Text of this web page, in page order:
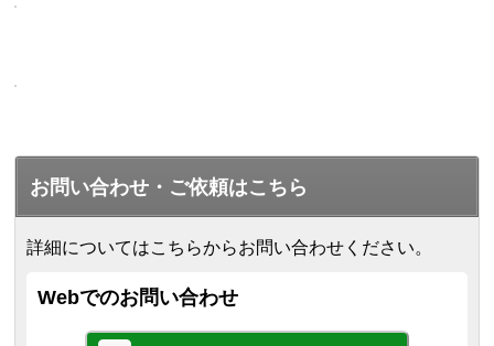
お問い合わせ・ご依頼はこちら
詳細についてはこちらからお問い合わせください。
Webでのお問い合わせ